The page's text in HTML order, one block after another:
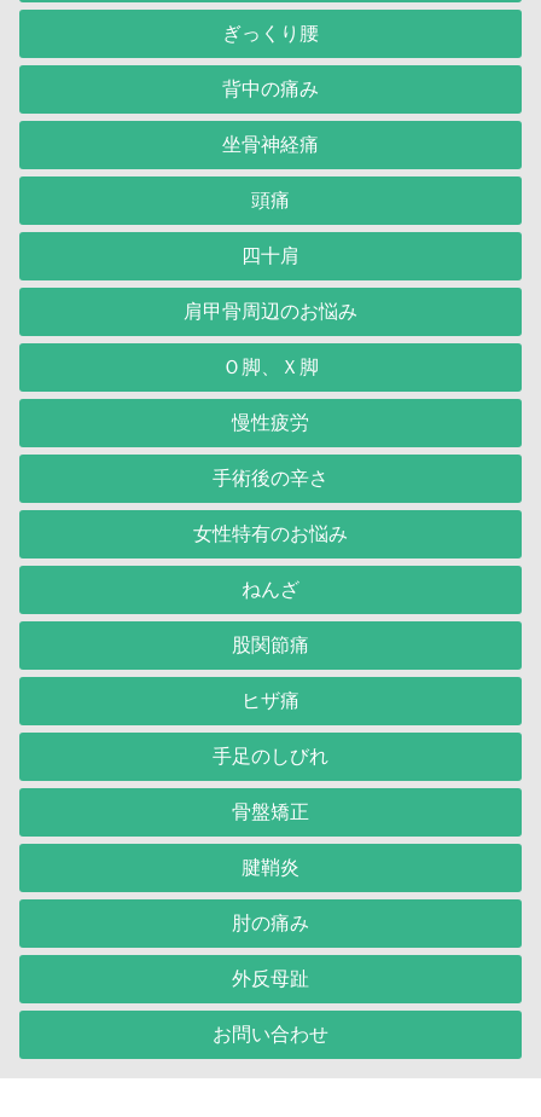
ぎっくり腰
背中の痛み
坐骨神経痛
頭痛
四十肩
肩甲骨周辺のお悩み
Ｏ脚、Ｘ脚
慢性疲労
手術後の辛さ
女性特有のお悩み
ねんざ
股関節痛
ヒザ痛
手足のしびれ
骨盤矯正
腱鞘炎
肘の痛み
外反母趾
お問い合わせ